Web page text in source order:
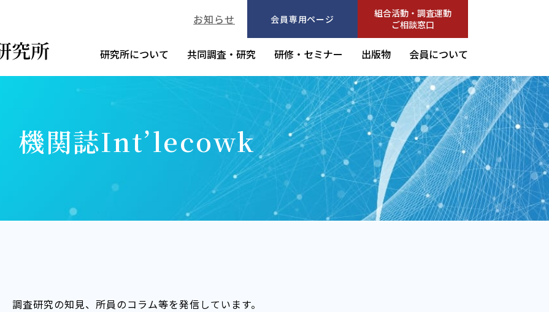
お知らせ 会員専用ページ
組合活動・調査運動
ご相談窓口
研究所について 共同調査・研究 研修・セミナー 出版物 会員について
機関誌Int’lecowk
調査研究の知見、所員のコラム等を発信しています。